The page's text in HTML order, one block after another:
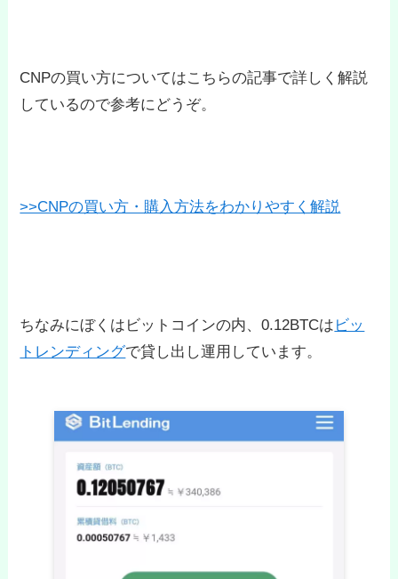
CNPの買い方についてはこちらの記事で詳しく解説
しているので参考にどうぞ。
>>CNPの買い方・購入方法をわかりやすく解説
ちなみにぼくはビットコインの内、0.12BTCは ビッ
トレンディングで貸し出し運用しています。